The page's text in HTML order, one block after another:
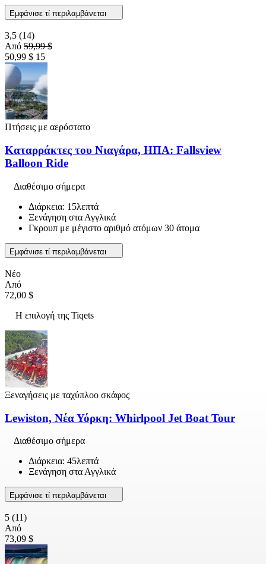
Εμφάνισε τί περιλαμβάνεται
3,5 (14)
Από 59,99 $
50,99 $ 15
Πτήσεις με αερόστατο
Καταρράκτες του Νιαγάρα, ΗΠΑ: Fallsview
Balloon Ride
Διαθέσιμο σήμερα
Διάρκεια: 15λεπτά
Ξενάγηση στα Αγγλικά
Γκρουπ με μέγιστο αριθμό ατόμων 30 άτομα
Εμφάνισε τί περιλαμβάνεται
Νέο
Από
72,00 $
Η επιλογή της Tiqets
Ξεναγήσεις με ταχύπλοο σκάφος
Lewiston, Νέα Υόρκη: Whirlpool Jet Boat Tour
Διαθέσιμο σήμερα
Διάρκεια: 45λεπτά
Ξενάγηση στα Αγγλικά
Εμφάνισε τί περιλαμβάνεται
5 (11)
Από
73,09 $